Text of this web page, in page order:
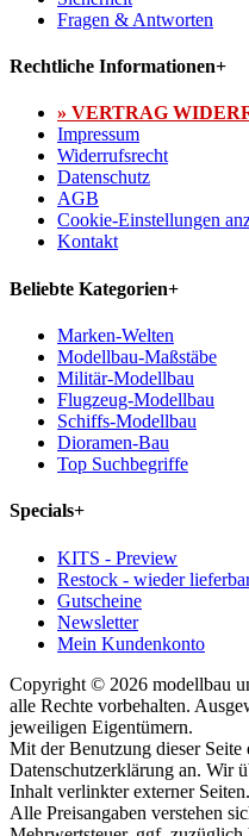
Fragen & Antworten
Rechtliche Informationen+
» VERTRAG
Impressum
Widerrufsrecht
Datenschutz
AGB
Cookie-Einstellungen
Kontakt
Beliebte Kategorien+
Marken-Welten
Modellbau-Maßstäbe
Militär-Modellbau
Flugzeug-Modellbau
Schiffs-Modellbau
Dioramen-Bau
Top Suchbegriffe
Specials+
KITS - Preview
Restock - wieder
Gutscheine
Newsletter
Mein Kundenkonto
Copyright © 2026 modellbau
alle Rechte vorbehalten.
jeweiligen Eigentümern.
Mit der Benutzung dieser
Datenschutzerklärung an. Wir
Inhalt verlinkter externer Seiten.
Alle Preisangaben verstehen